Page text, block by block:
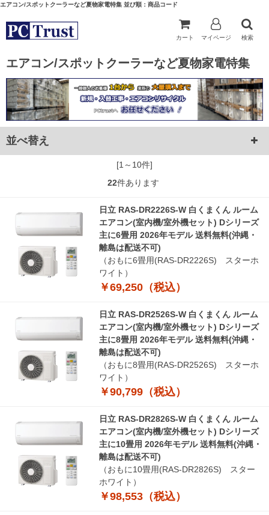
エアコン/スポットクーラーなど夏物家電特集 並び順：商品コード
カート マイページ 検索
エアコン/スポットクーラーなど夏物家電特集
並べ替え
[1～10件]
22件あります
日立 RAS-DR2226S-W 白くまくん ルーム
エアコン(室内機/室外機セット) Dシリーズ
主に6畳用 2026年モデル 送料無料(沖縄・
離島は配送不可)
（おもに6畳用(RAS-DR2226S) スターホ
ワイト）
￥69,250（税込）
日立 RAS-DR2526S-W 白くまくん ルーム
エアコン(室内機/室外機セット) Dシリーズ
主に8畳用 2026年モデル 送料無料(沖縄・
離島は配送不可)
（おもに8畳用(RAS-DR2526S) スターホ
ワイト）
￥90,799（税込）
日立 RAS-DR2826S-W 白くまくん ルーム
エアコン(室内機/室外機セット) Dシリーズ
主に10畳用 2026年モデル 送料無料(沖縄・
離島は配送不可)
（おもに10畳用(RAS-DR2826S) スター
ホワイト）
￥98,553（税込）